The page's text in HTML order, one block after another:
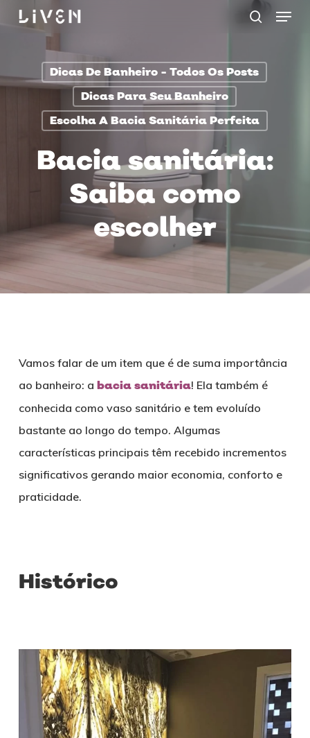
Skip
content
Menu
Dicas De Banheiro - Todos Os Posts
Dicas Para Seu Banheiro
Escolha A Bacia Sanitária Perfeita
Bacia sanitária:
Saiba como
escolher
Vamos falar de um item que é de suma importância
ao banheiro: a bacia sanitária! Ela também é
conhecida como vaso sanitário e tem evoluído
bastante ao longo do tempo. Algumas
características principais têm recebido incrementos
significativos gerando maior economia, conforto e
praticidade.
Histórico